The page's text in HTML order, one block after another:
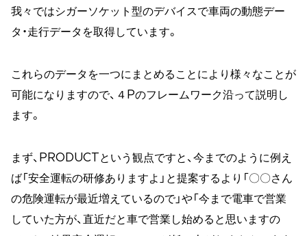
我々ではシガーソケット型のデバイスで車両の動態デー
タ・走行データを取得しています。
これらのデータを一つにまとめることにより様々なことが
可能になりますので、４Pのフレームワーク沿って説明し
ます。
まず、PRODUCTという観点ですと、今までのように例え
ば「安全運転の研修ありますよ」と提案するより「〇〇さん
の危険運転が最近増えているので」や「今まで電車で営業
していた方が、直近だと車で営業し始めると思いますの